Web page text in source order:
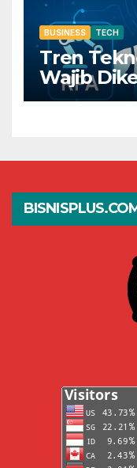
BUSINESS TECH
Tren
Wajib
Bisnis